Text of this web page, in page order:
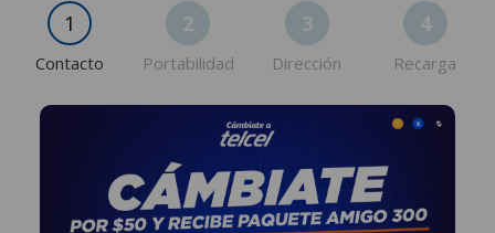
1
Contacto
2
Portabilidad
3
Dirección
4
Recarga